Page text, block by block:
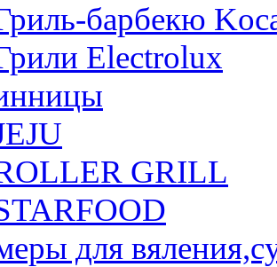
барбекю
Electrolux
GRILL
для